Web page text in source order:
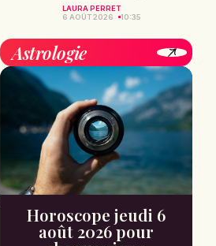
LAURA PERRET
6 AOÛT 2026
10:35
Astrologie
Horoscope jeudi 6
août 2026 pour